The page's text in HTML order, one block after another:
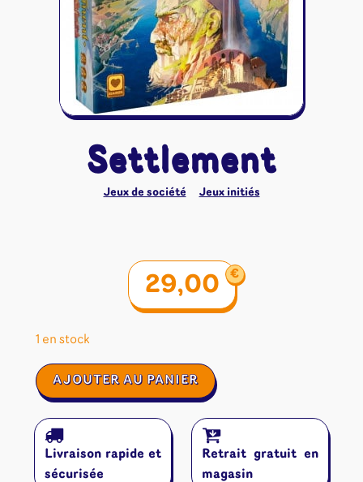
Naruto Mythos
Autres
Tapis de jeu
Settlement
Jeux de société Jeux initiés
29,00 €
1 en stock
quantité
de
AJOUTER AU PANIER
Livraison rapide et
sécurisée
Retrait gratuit en
magasin